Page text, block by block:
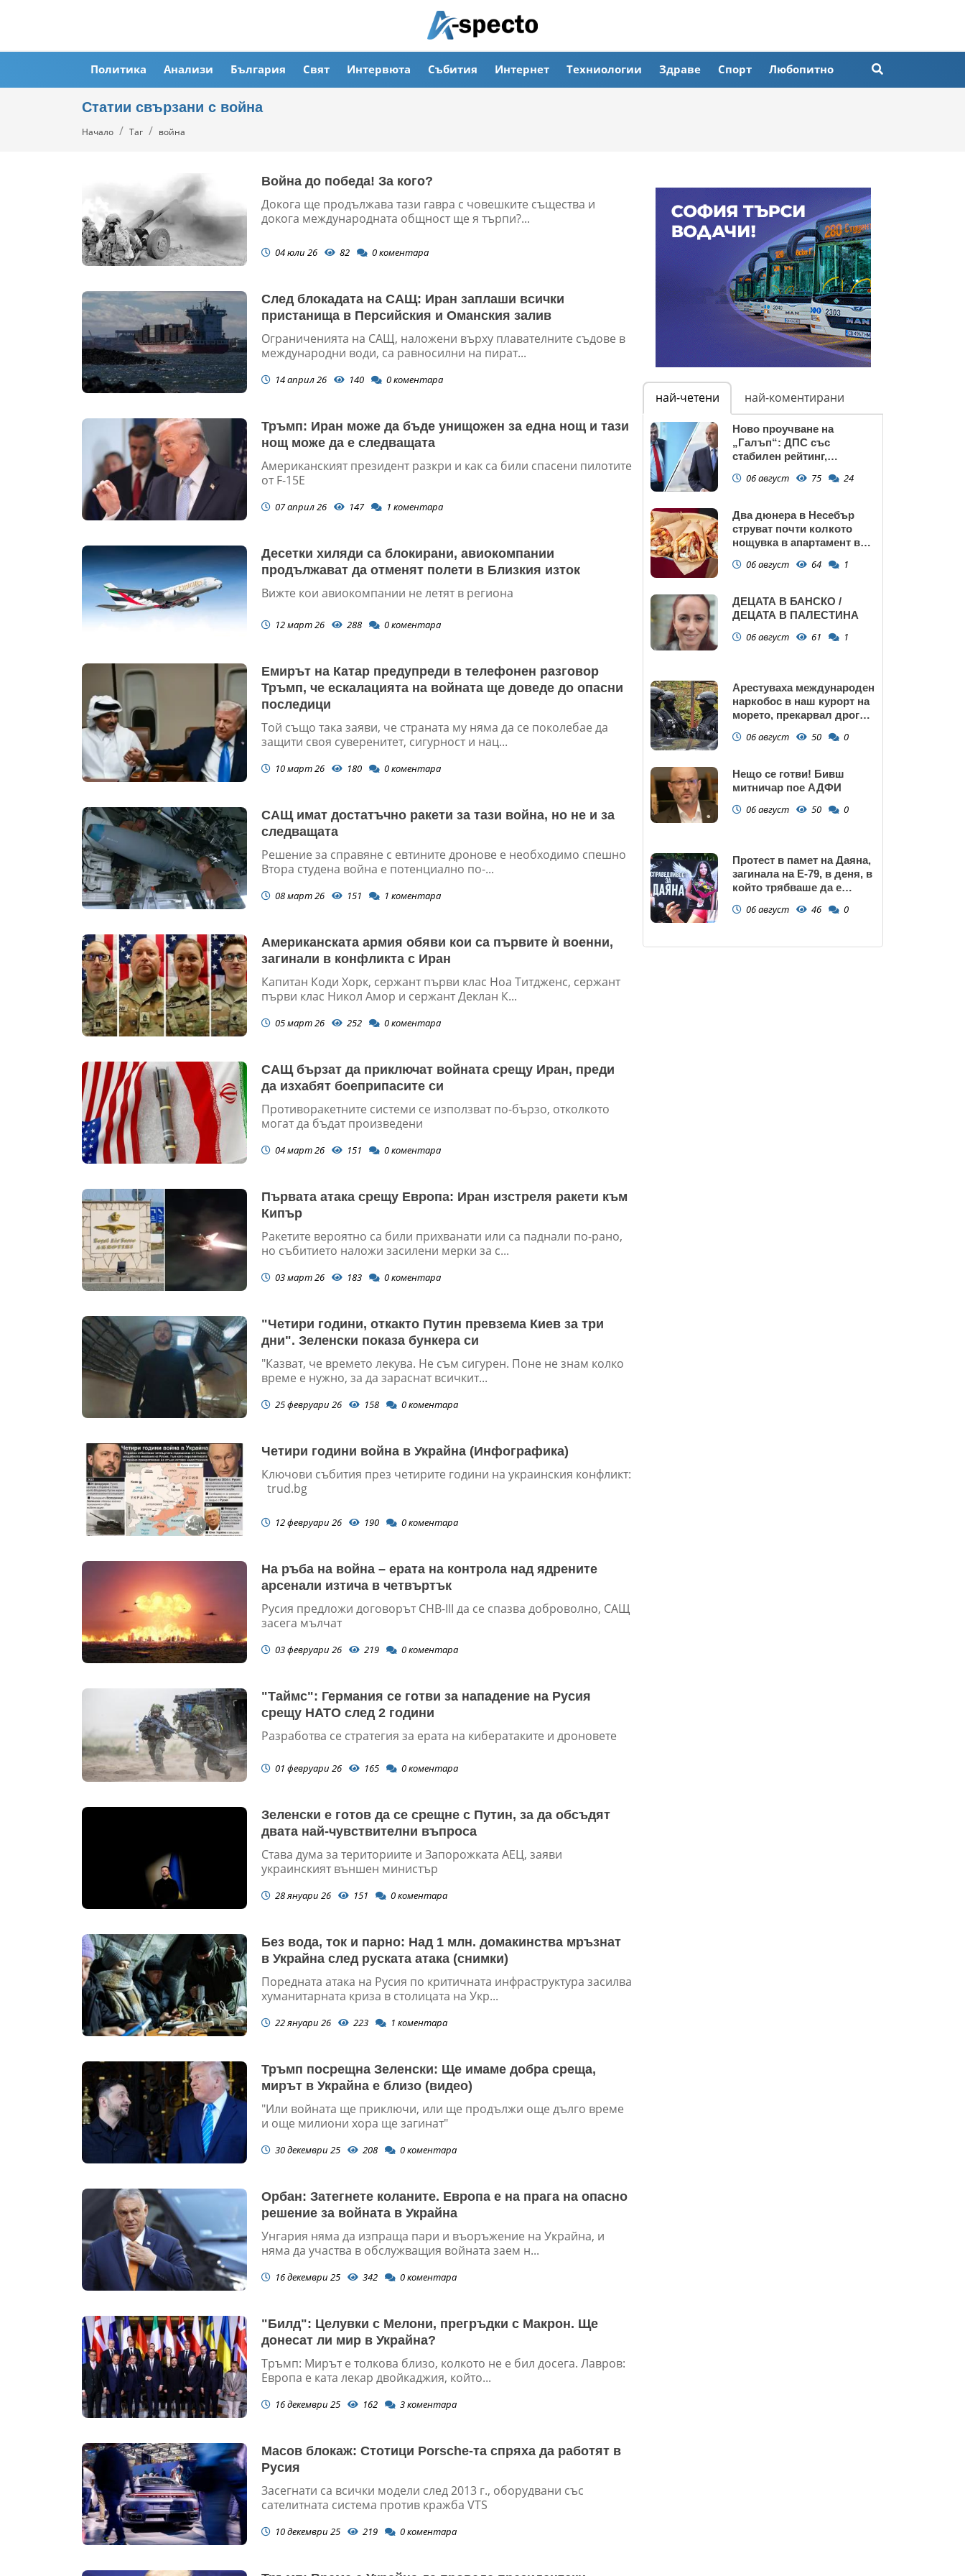
Политика Анализи България Свят Интервюта Събития Интернет Техниологии Здраве Спорт Любопитно
Статии свързани с война
Начало Таг война
Война до победа! За кого?
Докога ще продължава тази гавра с човешките същества и
докога международната общност ще я търпи?...
04 юли 26 82 0коментара
След блокадата на САЩ: Иран заплаши всички
пристанища в Персийския и Оманския залив
Ограниченията на САЩ, наложени върху плавателните съдове в
международни води, са равносилни на пират...
14 април 26 140 0коментара
Тръмп: Иран може да бъде унищожен за една нощ и тази
нощ може да е следващата
Американският президент разкри и как са били спасени пилотите
от F-15Е
07 април 26 147 1 коментара
Десетки хиляди са блокирани, авиокомпании
продължават да отменят полети в Близкия изток
Вижте кои авиокомпании не летят в региона
12 март 26 288 0коментара
Емирът на Катар предупреди в телефонен разговор
Тръмп, че ескалацията на войната ще доведе до опасни
последици
Той също така заяви, че страната му няма да се поколебае да
защити своя суверенитет, сигурност и нац...
10 март 26 180 0коментара
САЩ имат достатъчно ракети за тази война, но не и за
следващата
Решение за справяне с евтините дронове е необходимо спешно
Втора студена война е потенциално по-...
08 март 26 151 1 коментара
Американската армия обяви кои са първите ѝ военни,
загинали в конфликта с Иран
Капитан Коди Хорк, сержант първи клас Ноа Титдженс, сержант
първи клас Никол Амор и сержант Деклан К...
05 март 26 252 0коментара
САЩ бързат да приключат войната срещу Иран, преди
да изхабят боеприпасите си
Противоракетните системи се използват по-бързо, отколкото
могат да бъдат произведени
04 март 26 151 0коментара
Първата атака срещу Европа: Иран изстреля ракети към
Кипър
Ракетите вероятно са били прихванати или са паднали по-рано,
но събитието наложи засилени мерки за с...
03 март 26 183 0коментара
"Четири години, откакто Путин превзема Киев за три
дни". Зеленски показа бункера си
"Казват, че времето лекува. Не съм сигурен. Поне не знам колко
време е нужно, за да зараснат всичкит...
25 февруари 26 158 0коментара
Четири години война в Украйна (Инфографика)
Ключови събития през четирите години на украинския конфликт:
trud.bg
12 февруари 26 190 0коментара
На ръба на война – ерата на контрола над ядрените
арсенали изтича в четвъртък
Русия предложи договорът СНВ-III да се спазва доброволно, САЩ
засега мълчат
03 февруари 26 219 0коментара
"Таймс": Германия се готви за нападение на Русия
срещу НАТО след 2 години
Разработва се стратегия за ерата на кибератаките и дроновете
01 февруари 26 165 0коментара
Зеленски е готов да се срещне с Путин, за да обсъдят
двата най-чувствителни въпроса
Става дума за териториите и Запорожката АЕЦ, заяви
украинският външен министър
28 януари 26 151 0коментара
Без вода, ток и парно: Над 1 млн. домакинства мръзнат
в Украйна след руската атака (снимки)
Поредната атака на Русия по критичната инфраструктура засилва
хуманитарната криза в столицата на Укр...
22 януари 26 223 1 коментара
Тръмп посрещна Зеленски: Ще имаме добра среща,
мирът в Украйна е близо (видео)
"Или войната ще приключи, или ще продължи още дълго време
и още милиони хора ще загинат"
30 декември 25 208 0коментара
Орбан: Затегнете коланите. Европа е на прага на опасно
решение за войната в Украйна
Унгария няма да изпраща пари и въоръжение на Украйна, и
няма да участва в обслужващия войната заем н...
16 декември 25 342 0коментара
"Билд": Целувки с Мелони, прегръдки с Макрон. Ще
донесат ли мир в Украйна?
Тръмп: Мирът е толкова близо, колкото не е бил досега. Лавров:
Европа е ката лекар двойкаджия, който...
16 декември 25 162 3коментара
Масов блокаж: Стотици Porsche-та спряха да работят в
Русия
Засегнати са всички модели след 2013 г., оборудвани със
сателитната система против кражба VTS
10 декември 25 219 0коментара
най-четени най-коментирани
Ново проучване на
„Галъп“: ДПС със
стабилен рейтинг,
запазва
06 август 75 24
Два дюнера в Несебър
струват почти колкото
нощувка в апартамент в
06 август 64 1
ДЕЦАТА В БАНСКО /
ДЕЦАТА В ПАЛЕСТИНА
06 август 61 1
Арестуваха международен
наркобос в наш курорт на
морето, прекарвал дрога
06 август 50 0
Нещо се готви! Бивш
митничар пое АДФИ
06 август 50 0
Протест в памет на Даяна,
загинала на Е-79, в деня, в
който трябваше да е
06 август 46 0